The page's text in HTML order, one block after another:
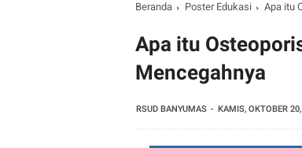
Beranda Poster Edukasi Apa itu
Apa itu
Mencegahnya
RSUD BANYUMAS KAMIS, OKTOBER